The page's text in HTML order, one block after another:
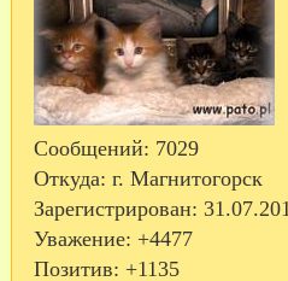
Сообщений: 7029
Откуда: г. Магнитогорск
Зарегистрирован:
Уважение: +4477
Позитив: +1135